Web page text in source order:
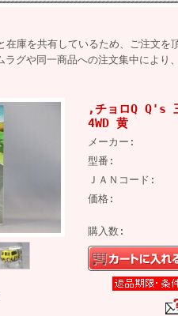
庫を共有しているため、ご注文を
グや同一商品への注文集中により
,チョロQ Q's
4WD 黄
メーカー:
型番:
ＪＡＮコード:
価格:
購入数: